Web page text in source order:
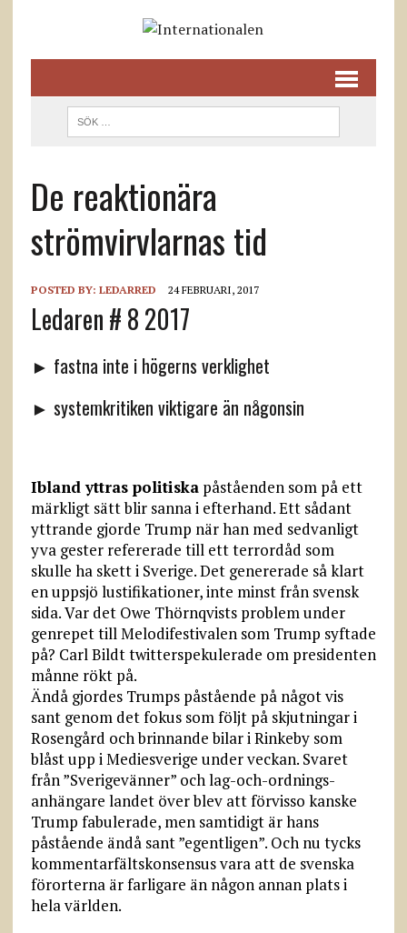
De reaktionära
strömvirvlarnas tid
POSTED BY: LEDARRED 24 FEBRUARI, 2017
Ledaren # 8 2017
► fastna inte i högerns verklighet
► systemkritiken viktigare än någonsin
Ibland yttras politiskapåståenden som på ett
märkligt sätt blir sanna i efterhand. Ett sådant
yttrande gjorde Trump när han med sedvanligt
yva gester refererade till ett terrordåd som
skulle ha skett i Sverige. Det genererade så klart
en uppsjö lustifikationer, inte minst från svensk
sida. Var det Owe Thörnqvists problem under
genrepet till Melodifestivalen som Trump syftade
på? Carl Bildt twitterspekulerade om presidenten
månne rökt på.
Ändå gjordes Trumps påstående på något vis
sant genom det fokus som följt på skjutningar i
Rosengård och brinnande bilar i Rinkeby som
blåst upp i Mediesverige under veckan. Svaret
från ”Sverigevänner” och lag-och-ordnings­
anhängare landet över blev att förvisso kanske
Trump fabulerade, men samtidigt är hans
påstående ändå sant ”egentligen”. Och nu tycks
kommentarfältskonsensus vara att de svenska
förorterna är farligare än någon annan plats i
hela världen.